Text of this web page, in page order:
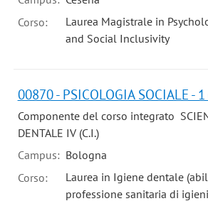
Corso:
Laurea Magistrale in
and Social Inclusivity
00870 - PSICOLOGIA SOCIALE -
Componente del corso integrato
DENTALE IV (C.I.)
Campus: Bologna
Corso:
Laurea in Igiene dentale
professione sanitaria di